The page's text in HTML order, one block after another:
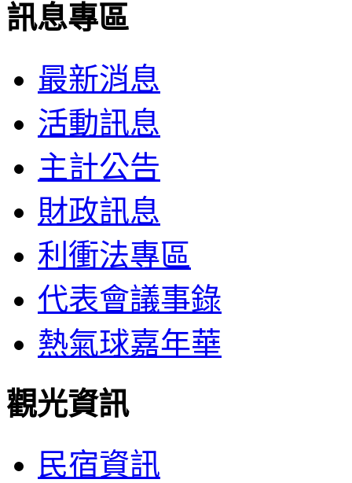
訊息專區
最新消息
活動訊息
主計公告
財政訊息
利衝法專區
代表會議事錄
熱氣球嘉年華
觀光資訊
民宿資訊